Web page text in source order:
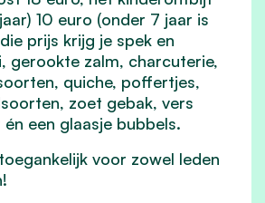
10 euro (onder 7 jaar is
prijs krijg je spek en
gerookte zalm, charcuterie,
quiche, poffertjes,
zoet gebak, vers
een glaasje bubbels.
voor zowel leden